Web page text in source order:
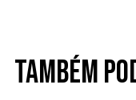
Também